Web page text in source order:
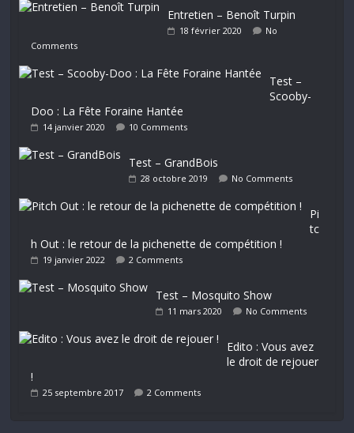
Entretien – Benoît Turpin
18 février 2020
No
Comments
Test –
Scooby-
Doo : La Fête Foraine Hantée
14 janvier 2020 10 Comments
Test – GrandBois
28 octobre 2019 No Comments
Pi
tc
h Out : le retour de la pichenette de compétition !
19 janvier 2022 2 Comments
Test – Mosquito Show
11 mars 2020 No Comments
Edito : Vous avez
le droit de rejouer
!
25 septembre 2017 2 Comments